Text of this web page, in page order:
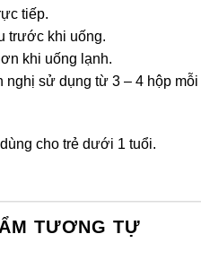
tiếp.
trước khi uống.
khi uống lạnh.
nghị sử dụng từ 3 – 4 hộp mỗi
cho trẻ dưới 1 tuổi.
TƯƠNG TỰ